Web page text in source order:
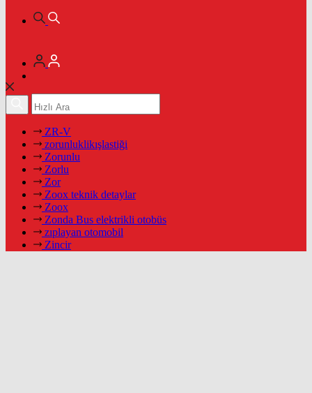
ZR-V
zorunluklikışlastiği
Zorunlu
Zorlu
Zor
Zoox teknik detaylar
Zoox
Zonda Bus elektrikli otobüs
zıplayan otomobil
Zincir